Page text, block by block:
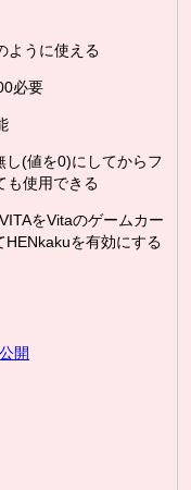
ように使える
必要
し(値を0)にしてからフ
も使用できる
をVitaのゲームカー
HENkakuを有効にする
開